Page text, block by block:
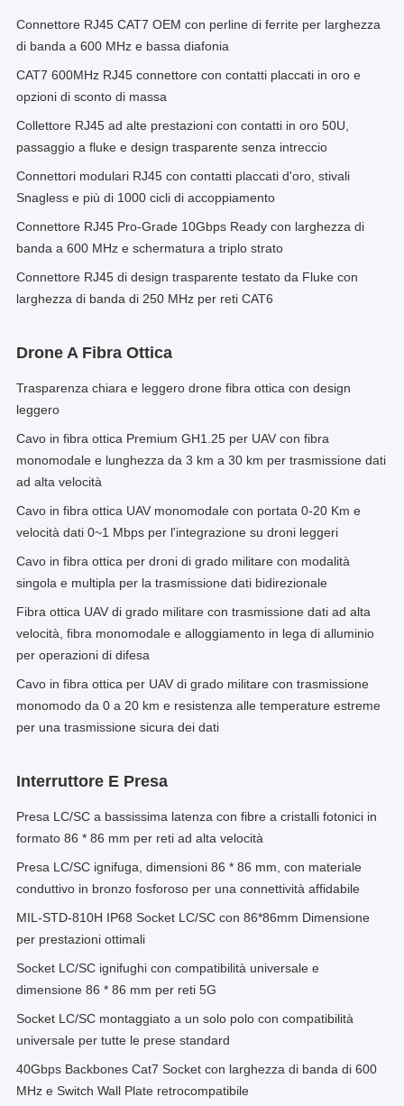
Connettore RJ45 CAT7 OEM con perline di ferrite per larghezza
di banda a 600 MHz e bassa diafonia
CAT7 600MHz RJ45 connettore con contatti placcati in oro e
opzioni di sconto di massa
Collettore RJ45 ad alte prestazioni con contatti in oro 50U,
passaggio a fluke e design trasparente senza intreccio
Connettori modulari RJ45 con contatti placcati d'oro, stivali
Snagless e più di 1000 cicli di accoppiamento
Connettore RJ45 Pro-Grade 10Gbps Ready con larghezza di
banda a 600 MHz e schermatura a triplo strato
Connettore RJ45 di design trasparente testato da Fluke con
larghezza di banda di 250 MHz per reti CAT6
Drone A Fibra Ottica
Trasparenza chiara e leggero drone fibra ottica con design
leggero
Cavo in fibra ottica Premium GH1.25 per UAV con fibra
monomodale e lunghezza da 3 km a 30 km per trasmissione dati
ad alta velocità
Cavo in fibra ottica UAV monomodale con portata 0-20 Km e
velocità dati 0~1 Mbps per l'integrazione su droni leggeri
Cavo in fibra ottica per droni di grado militare con modalità
singola e multipla per la trasmissione dati bidirezionale
Fibra ottica UAV di grado militare con trasmissione dati ad alta
velocità, fibra monomodale e alloggiamento in lega di alluminio
per operazioni di difesa
Cavo in fibra ottica per UAV di grado militare con trasmissione
monomodo da 0 a 20 km e resistenza alle temperature estreme
per una trasmissione sicura dei dati
Interruttore E Presa
Presa LC/SC a bassissima latenza con fibre a cristalli fotonici in
formato 86 * 86 mm per reti ad alta velocità
Presa LC/SC ignifuga, dimensioni 86 * 86 mm, con materiale
conduttivo in bronzo fosforoso per una connettività affidabile
MIL-STD-810H IP68 Socket LC/SC con 86*86mm Dimensione
per prestazioni ottimali
Socket LC/SC ignifughi con compatibilità universale e
dimensione 86 * 86 mm per reti 5G
Socket LC/SC montaggiato a un solo polo con compatibilità
universale per tutte le prese standard
40Gbps Backbones Cat7 Socket con larghezza di banda di 600
MHz e Switch Wall Plate retrocompatibile